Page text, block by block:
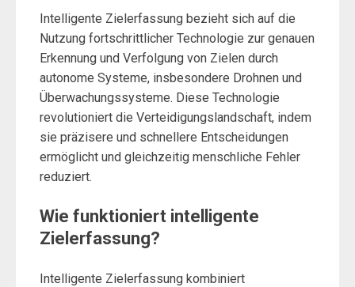
Intelligente Zielerfassung bezieht sich auf die
Nutzung fortschrittlicher Technologie zur genauen
Erkennung und Verfolgung von Zielen durch
autonome Systeme, insbesondere Drohnen und
Überwachungssysteme. Diese Technologie
revolutioniert die Verteidigungslandschaft, indem
sie präzisere und schnellere Entscheidungen
ermöglicht und gleichzeitig menschliche Fehler
reduziert.
Wie funktioniert intelligente
Zielerfassung?
Intelligente Zielerfassung kombiniert